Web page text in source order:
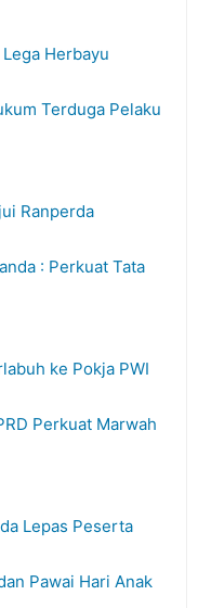
Herbayu
Terduga Pelaku
Ranperda
: Perkuat Tata
ke Pokja PWI
Perkuat Marwah
Lepas Peserta
Pawai Hari Anak